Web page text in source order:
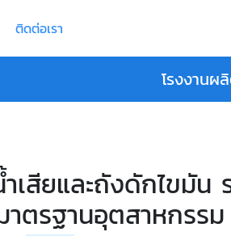
ติดต่อเรา
โรงงานผ
สียและถังดักไขมัน
ตรฐานอุตสาหกรรม